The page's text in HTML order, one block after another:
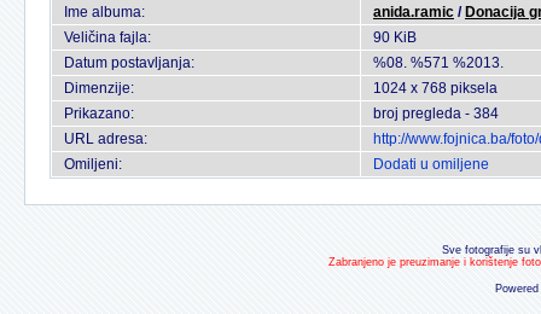
Ime albuma:
anida.ramic / Donacija
Veličina fajla:
90 KiB
Datum postavljanja:
%08. %571 %2013.
Dimenzije:
1024 x 768 piksela
Prikazano:
broj pregleda - 384
URL adresa:
http://www.fojnica.ba/
Omiljeni:
Dodati u omiljene
Sve fotografije su
Zabranjeno je preuzimanje i korištenje